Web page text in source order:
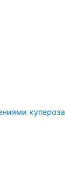
купероза